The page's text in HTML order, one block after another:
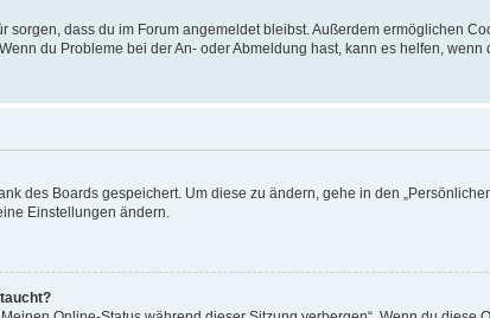
sorgen, dass du im Forum angemeldet bleibst. Außerdem ermöglichen
du Probleme bei der An- oder Abmeldung hast, kann es helfen, wenn
des Boards gespeichert. Um diese zu ändern, gehe in den
Einstellungen ändern.